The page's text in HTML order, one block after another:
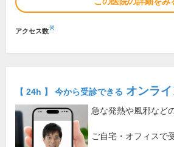
アクセス数※
【 24h 】 今から受診できる オンラ
急な発熱や風邪など
ご自宅・オフィスで